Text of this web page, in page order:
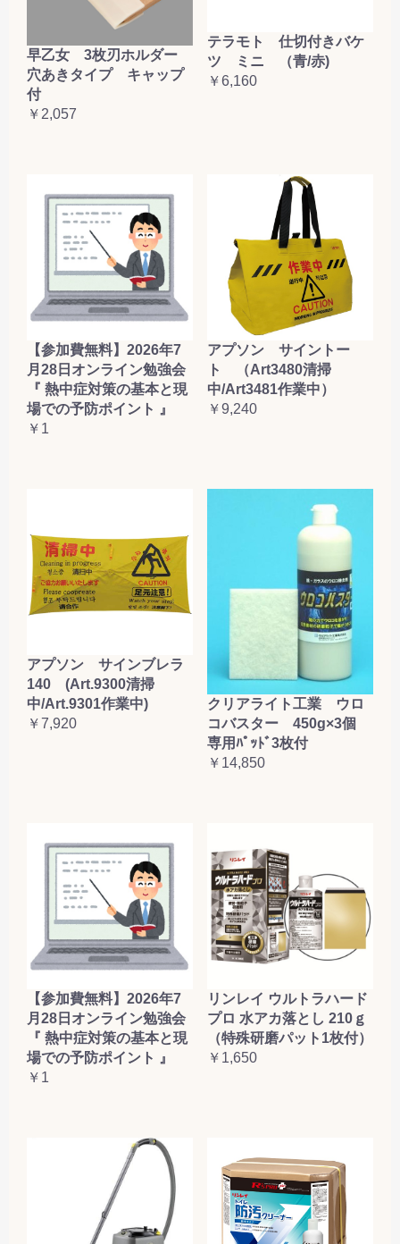
早乙女 3枚刃ホルダー
穴あきタイプ キャップ
付
￥2,057
テラモト 仕切付きバケ
ツ ミニ （青/赤)
￥6,160
【参加費無料】2026年7
月28日オンライン勉強会
『 熱中症対策の基本と現
場での予防ポイント 』
￥1
アプソン サイントー
ト （Art3480清掃
中/Art3481作業中）
￥9,240
アプソン サインブレラ
140 (Art.9300清掃
中/Art.9301作業中)
￥7,920
クリアライト工業 ウロ
コバスター 450g×3個
専用ﾊﾟｯﾄﾞ3枚付
￥14,850
【参加費無料】2026年7
月28日オンライン勉強会
『 熱中症対策の基本と現
場での予防ポイント 』
￥1
リンレイ ウルトラハード
プロ 水アカ落とし 210ｇ
（特殊研磨パット1枚付）
￥1,650